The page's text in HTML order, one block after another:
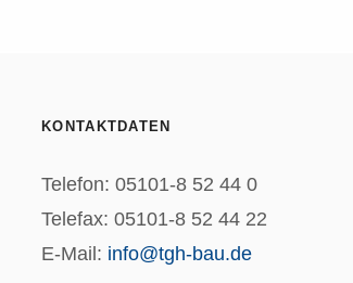
KONTAKTDATEN
Telefon: 05101-8 52 44 0
Telefax: 05101-8 52 44 22
E-Mail: info@tgh-bau.de